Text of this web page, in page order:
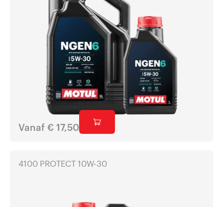
Vanaf € 17,50
4100 PROTECT 10W-30